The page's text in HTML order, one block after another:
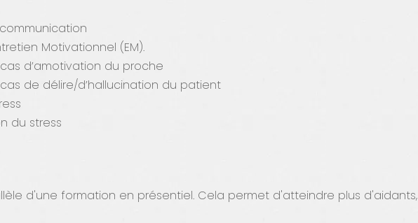
Motivationnel (EM).
d’amotivation du proche
de délire/d’hallucination du patient
du stress
d'une formation en présentiel. Cela permet d'atteindre plus